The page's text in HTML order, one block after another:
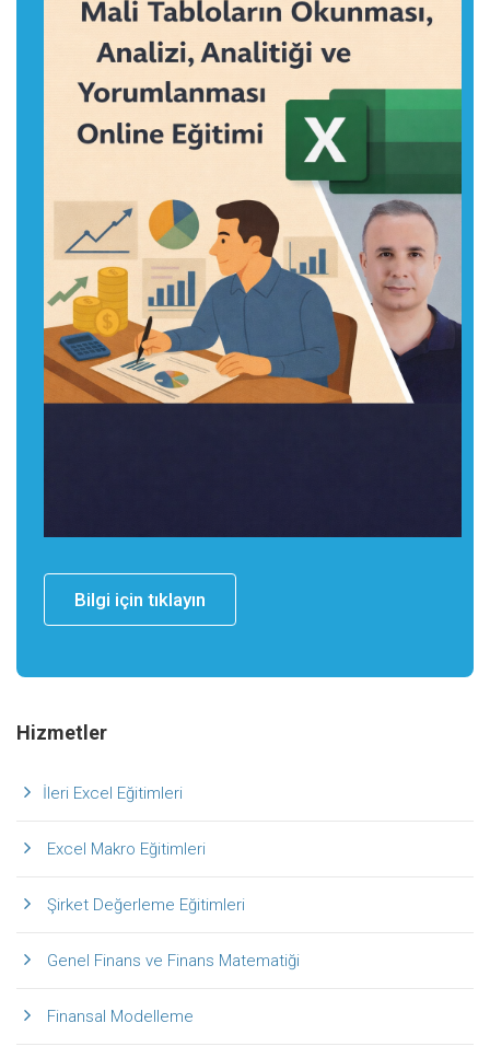
Bilgi için tıklayın
Hizmetler
İleri Excel Eğitimleri
Excel Makro Eğitimleri
Şirket Değerleme Eğitimleri
Genel Finans ve Finans Matematiği
Finansal Modelleme